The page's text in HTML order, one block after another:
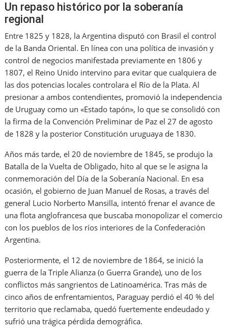
Un repaso histórico por la soberanía
regional
Entre 1825 y 1828, la Argentina disputó con Brasil el control
de la Banda Oriental. En línea con una política de invasión y
control de negocios manifestada previamente en 1806 y
1807, el Reino Unido intervino para evitar que cualquiera de
las dos potencias locales controlara el Río de la Plata. Al
presionar a ambos contendientes, promovió la independencia
de Uruguay como un «Estado tapón», lo que se consolidó con
la firma de la Convención Preliminar de Paz el 27 de agosto
de 1828 y la posterior Constitución uruguaya de 1830.
Años más tarde, el 20 de noviembre de 1845, se produjo la
Batalla de la Vuelta de Obligado, hito al que se le asigna la
conmemoración del Día de la Soberanía Nacional. En esa
ocasión, el gobierno de Juan Manuel de Rosas, a través del
general Lucio Norberto Mansilla, intentó frenar el avance de
una flota anglofrancesa que buscaba monopolizar el comercio
con los pueblos de los ríos interiores de la Confederación
Argentina.
Posteriormente, el 12 de noviembre de 1864, se inició la
guerra de la Triple Alianza (o Guerra Grande), uno de los
conflictos más sangrientos de Latinoamérica. Tras más de
cinco años de enfrentamientos, Paraguay perdió el 40 % del
territorio que reclamaba, quedó fuertemente endeudado y
sufrió una trágica pérdida demográfica.